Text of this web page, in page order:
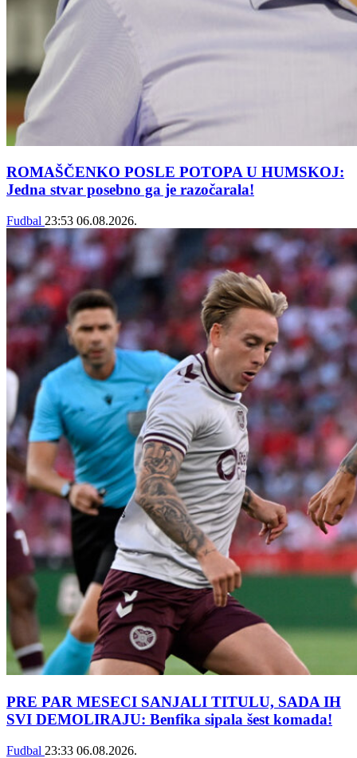
ROMAŠČENKO POSLE POTOPA U HUMSKOJ:
Jedna stvar posebno ga je razočarala!
Fudbal 23:53 06.08.2026.
PRE PAR MESECI SANJALI TITULU, SADA IH
SVI DEMOLIRAJU: Benfika sipala šest komada!
Fudbal 23:33 06.08.2026.